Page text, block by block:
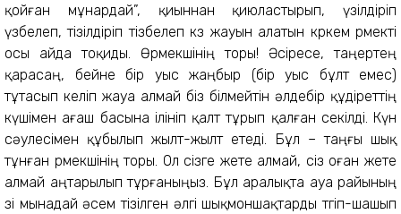
қойған мұнардай”, қиыннан қиюластырып, үзілдіріп
үзбелеп, тізілдіріп тізбелеп көз жауын алатын көркем өрмекті
осы айда тоқиды. Өрмекшінің торы! Әсіресе, таңертең
қарасаң, бейне бір уыс жаңбыр (бір уыс бұлт емес)
тұтасып келіп жауа алмай біз білмейтін әлдебір құдіреттің
күшімен ағаш басына ілініп қалт тұрып қалған секілді. Күн
сәулесімен құбылып жылт-жылт етеді. Бұл – таңғы шық
тұнған өрмекшінің торы. Ол сізге жете алмай, сіз оған жете
алмай аңтарылып тұрғаныңыз. Бұл аралықта ауа райының
өзі мынадай әсем тізілген әлгі шықмоншақтарды төгіп-шашып